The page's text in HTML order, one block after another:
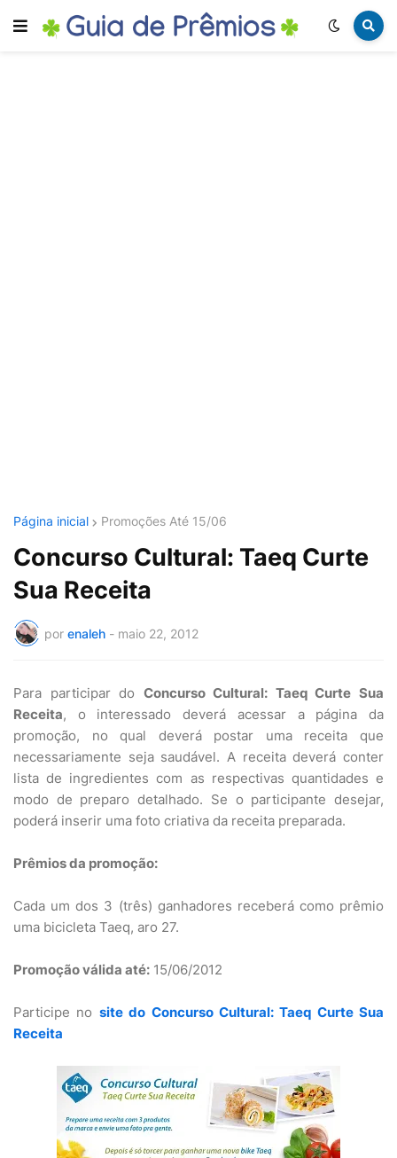
Página inicial Promoções Até 15/06
Concurso Cultural: Taeq Curte
Sua Receita
por enaleh - maio 22, 2012
Para participar do Concurso Cultural: Taeq Curte Sua
Receita, o interessado deverá acessar a página da
promoção, no qual deverá postar uma receita que
necessariamente seja saudável. A receita deverá conter
lista de ingredientes com as respectivas quantidades e
modo de preparo detalhado. Se o participante desejar,
poderá inserir uma foto criativa da receita preparada.
Prêmios da promoção:
Cada um dos 3 (três) ganhadores receberá como prêmio
uma bicicleta Taeq, aro 27.
Promoção válida até: 15/06/2012
Participe no site do Concurso Cultural: Taeq Curte Sua
Receita